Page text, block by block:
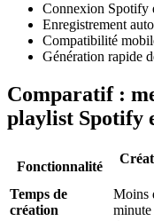
Connexion Spotify
Enregistrement
Compatibilité
Génération rapide
Comparatif :
playlist Spotify
Fonctionnalité
Temps de
création
Moins
minute